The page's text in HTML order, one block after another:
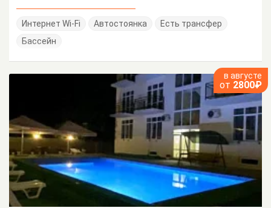
Интернет Wi-Fi Автостоянка
Есть трансфер
Бассейн
в августе
от 2800₽